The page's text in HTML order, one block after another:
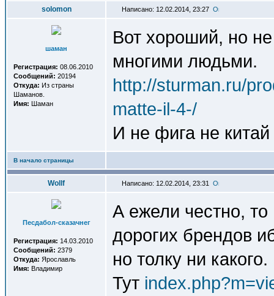
solomon Написано: 12.02.2014, 23:27
шаман
Регистрация: 08.06.2010
Сообщений: 20194
Откуда: Из страны
Шаманов.
Имя: Шаман
Вот хороший, но
многими людьми.
http://sturman.ru/
matte-il-4-/
И не фига не китай
В начало страницы
Wollf Написано: 12.02.2014, 23:31
Песдабол-сказачнег
Регистрация: 14.03.2010
Сообщений: 2379
Откуда: Ярославль
Имя: Владимир
А ежели честно, то
дорогих брендов
но толку ни какого.
Тут